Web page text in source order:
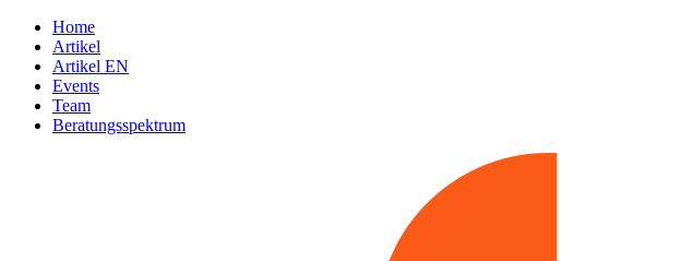
Home
Artikel
Artikel EN
Events
Team
Beratungsspektrum